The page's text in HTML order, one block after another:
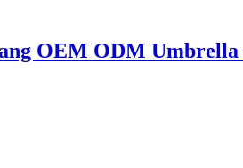
OEM ODM